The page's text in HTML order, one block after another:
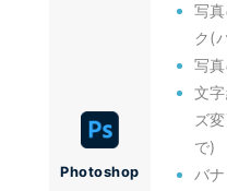
Photoshop
写
ク(
写
文
ズ
で)
バ